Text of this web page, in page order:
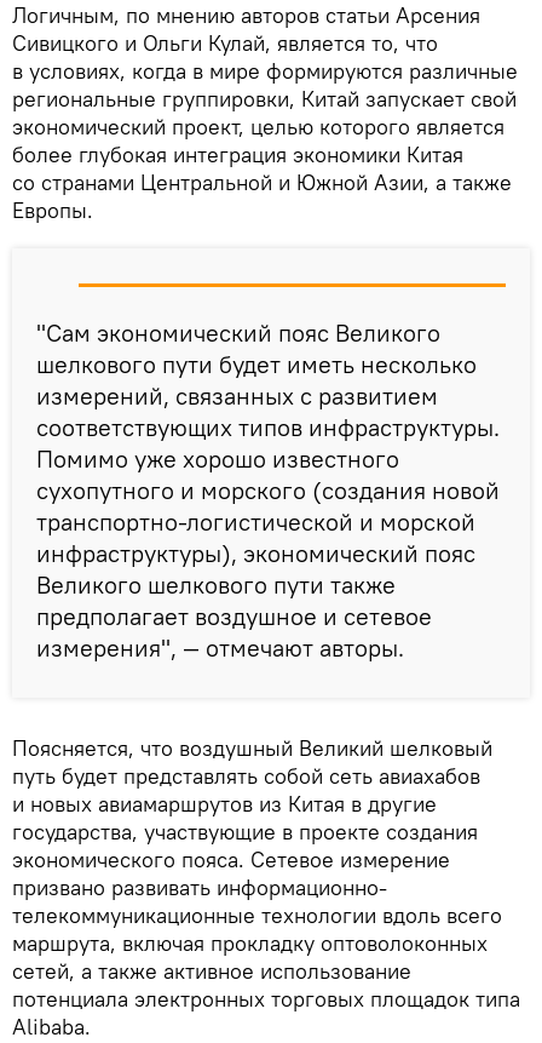
Логичным, по мнению авторов статьи Арсения
Сивицкого и Ольги Кулай, является то, что
в условиях, когда в мире формируются различные
региональные группировки, Китай запускает свой
экономический проект, целью которого является
более глубокая интеграция экономики Китая
со странами Центральной и Южной Азии, а также
Европы.
"Сам экономический пояс Великого
шелкового пути будет иметь несколько
измерений, связанных с развитием
соответствующих типов инфраструктуры.
Помимо уже хорошо известного
сухопутного и морского (создания новой
транспортно-логистической и морской
инфраструктуры), экономический пояс
Великого шелкового пути также
предполагает воздушное и сетевое
измерения", — отмечают авторы.
Поясняется, что воздушный Великий шелковый
путь будет представлять собой сеть авиахабов
и новых авиамаршрутов из Китая в другие
государства, участвующие в проекте создания
экономического пояса. Сетевое измерение
призвано развивать информационно-
телекоммуникационные технологии вдоль всего
маршрута, включая прокладку оптоволоконных
сетей, а также активное использование
потенциала электронных торговых площадок типа
Alіbaba.